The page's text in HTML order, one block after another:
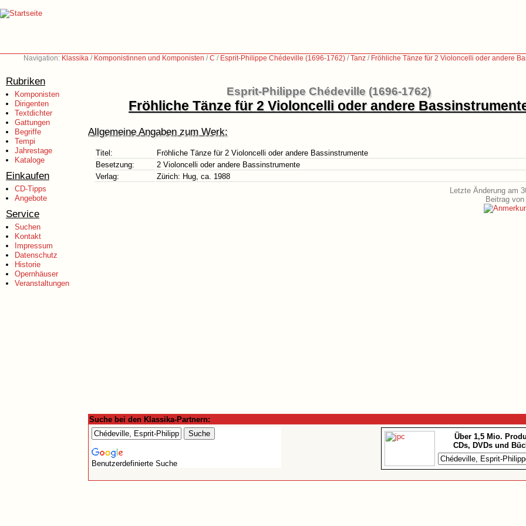
Navigation: Klassika / Komponistinnen und Komponisten /C / Esprit-Philippe Chédeville (1696-1762) /Tanz / Fröhliche Tänze für 2 Violoncelli oder andere
Rubriken
Komponisten
Dirigenten
Textdichter
Gattungen
Begriffe
Tempi
Jahrestage
Kataloge
Einkaufen
CD-Tipps
Angebote
Service
Suchen
Kontakt
Impressum
Datenschutz
Historie
Opernhäuser
Veranstaltungen
Esprit-Philippe Chédeville (1696-1762)
Fröhliche Tänze für 2 Violoncelli oder andere
Allgemeine Angaben zum Werk:
Titel:
Fröhliche Tänze für 2 Violoncelli oder andere Bassinstrumente
Besetzung:
2 Violoncelli oder andere Bassinstrumente
Verlag:
Zürich: Hug, ca. 1988
Letzte Änderung am
Beitrag
Suche bei den Klassika-Partnern:
Benutzerdefinierte Suche
Über 1,5 Mio.
CDs, DVDs und